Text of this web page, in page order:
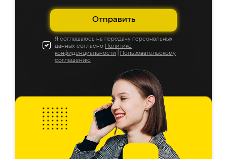
Отправить
Я соглашаюсь на передачу персональных
данных согласно Политике
конфиденциальности
Пользовательскому
соглашению